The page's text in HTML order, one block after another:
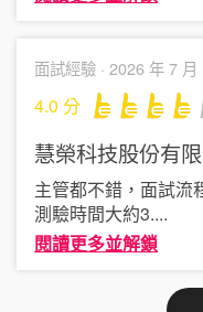
面試經驗 · 2026 年 7 月
4.0 分
慧榮科技股份有
主管都不錯，面試流
測驗時間大約3....
閱讀更多並解鎖